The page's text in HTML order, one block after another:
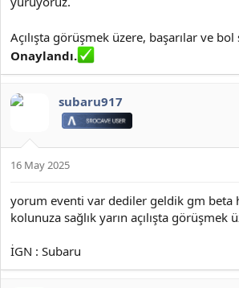
Açılışta görüşmek üzere, başarılar ve bol
Onaylandı.
subaru917
16 May 2025
yorum eventi var dediler geldik gm beta
kolunuza sağlık yarın açılışta görüşmek
İGN : Subaru